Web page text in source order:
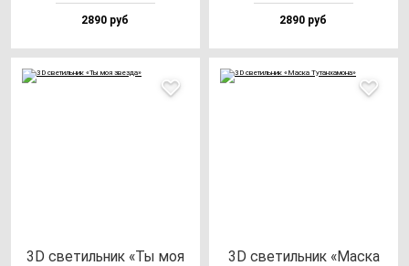
2890 руб 2890 руб
3D све­тиль­ник «Ты моя
3D све­тиль­ник «Мас­ка